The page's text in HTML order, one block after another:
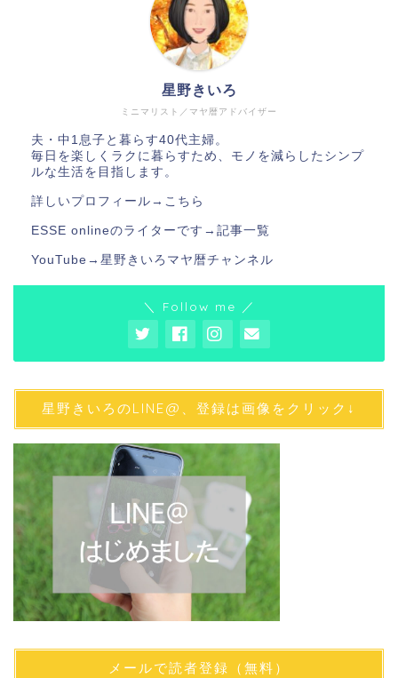
ミニマリスト／マヤ暦アドバイザー
星野きいろ
夫・中1息子と暮らす40代主婦。
毎日を楽しくラクに暮らすため、モノを減らしたシンプ
ルな生活を目指します。
詳しいプロフィール→ こちら
ESSE onlineのライターです→ 記事一覧
YouTube→ 星野きいろマヤ暦チャンネル
＼ Follow me ／
星野きいろのLINE@、登録は画像をクリック↓
メールで読者登録（無料）